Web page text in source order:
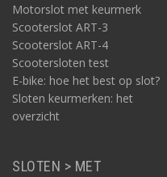
Motorslot met keurmerk
Scooterslot ART-3
Scooterslot ART-4
Scootersloten test
E-bike: hoe het best op slot?
Sloten keurmerken: het
overzicht
SLOTEN > MET